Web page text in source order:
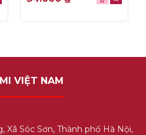
out
5
VIỆT NAM
Xã Sóc Sơn, Thành phố Hà Nội,